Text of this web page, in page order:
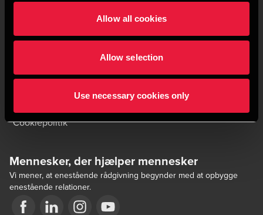
Allow all cookies
Allow selection
Use necessary cookies only
Kontorsteder
Juridisk og privatliv
Sitemap
Whistleblower
Cookiepolitik
Mennesker, der hjælper mennesker
Vi mener, at enestående rådgivning begynder med at opbygge
enestående relationer.